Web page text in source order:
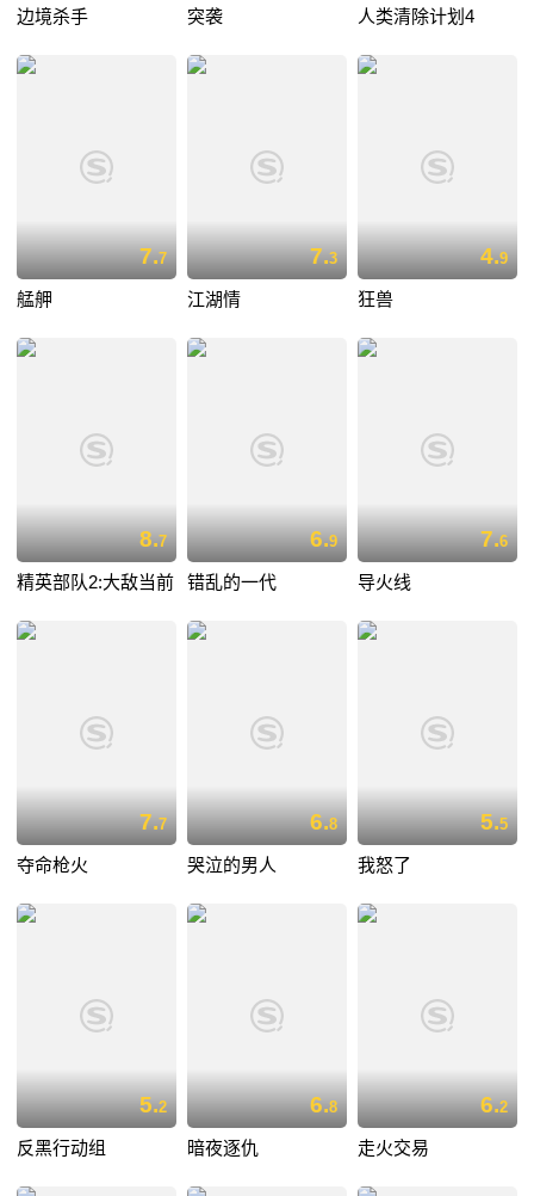
边境杀手 突袭 人类清除计划4
7.7
艋舺
7.3
江湖情
4.9
狂兽
8.7
精英部队2:大敌当前
6.9
错乱的一代
7.6
导火线
7.7
夺命枪火
6.8
哭泣的男人
5.5
我怒了
5.2
反黑行动组
6.8
暗夜逐仇
6.2
走火交易